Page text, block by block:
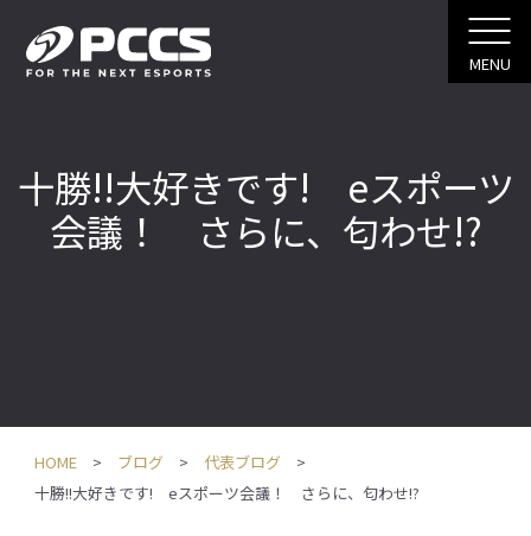
MENU
十勝!!大好きです! eスポーツ
会議！ さらに、匂わせ!?
HOME ブログ
代表ブログ
十勝!!大好きです! eスポーツ会議！ さらに、匂わせ!?